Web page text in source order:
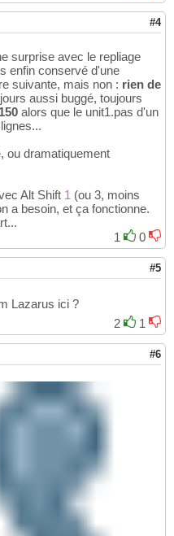
#4
surprise avec le repliage
enfin conservé d'une
suivante, mais non : rien de
aussi buggé, toujours
alors que le unit1.pas d'un
ou dramatiquement
Alt Shift 1 (ou 3, moins
a besoin, et ça fonctionne.
1
0
#5
Lazarus ici ?
2
1
#6